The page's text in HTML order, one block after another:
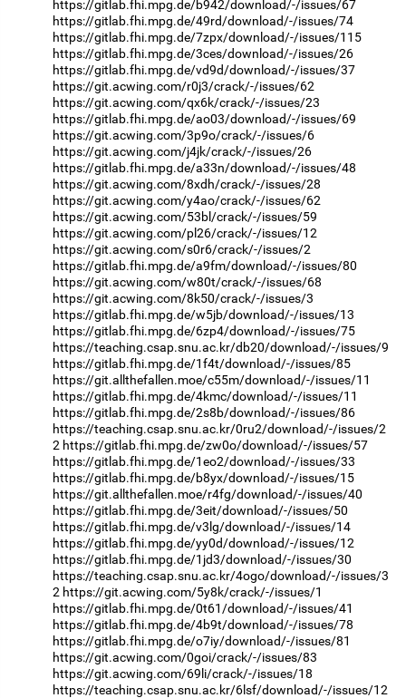
https://gitlab.fhi.mpg.de/b942/download/-/issues/67
https://gitlab.fhi.mpg.de/49rd/download/-/issues/74
https://gitlab.fhi.mpg.de/7zpx/download/-/issues/115
https://gitlab.fhi.mpg.de/3ces/download/-/issues/26
https://gitlab.fhi.mpg.de/vd9d/download/-/issues/37
https://git.acwing.com/r0j3/crack/-/issues/62
https://git.acwing.com/qx6k/crack/-/issues/23
https://gitlab.fhi.mpg.de/ao03/download/-/issues/69
https://git.acwing.com/3p9o/crack/-/issues/6
https://git.acwing.com/j4jk/crack/-/issues/26
https://gitlab.fhi.mpg.de/a33n/download/-/issues/48
https://git.acwing.com/8xdh/crack/-/issues/28
https://git.acwing.com/y4ao/crack/-/issues/62
https://git.acwing.com/53bl/crack/-/issues/59
https://git.acwing.com/pl26/crack/-/issues/12
https://git.acwing.com/s0r6/crack/-/issues/2
https://gitlab.fhi.mpg.de/a9fm/download/-/issues/80
https://git.acwing.com/w80t/crack/-/issues/68
https://git.acwing.com/8k50/crack/-/issues/3
https://gitlab.fhi.mpg.de/w5jb/download/-/issues/13
https://gitlab.fhi.mpg.de/6zp4/download/-/issues/75
https://teaching.csap.snu.ac.kr/db20/download/-/issues/9
https://gitlab.fhi.mpg.de/1f4t/download/-/issues/85
https://git.allthefallen.moe/c55m/download/-/issues/11
https://gitlab.fhi.mpg.de/4kmc/download/-/issues/11
https://gitlab.fhi.mpg.de/2s8b/download/-/issues/86
https://teaching.csap.snu.ac.kr/0ru2/download/-/issues/2
2 https://gitlab.fhi.mpg.de/zw0o/download/-/issues/57
https://gitlab.fhi.mpg.de/1eo2/download/-/issues/33
https://gitlab.fhi.mpg.de/b8yx/download/-/issues/15
https://git.allthefallen.moe/r4fg/download/-/issues/40
https://gitlab.fhi.mpg.de/3eit/download/-/issues/50
https://gitlab.fhi.mpg.de/v3lg/download/-/issues/14
https://gitlab.fhi.mpg.de/yy0d/download/-/issues/12
https://gitlab.fhi.mpg.de/1jd3/download/-/issues/30
https://teaching.csap.snu.ac.kr/4ogo/download/-/issues/3
2 https://git.acwing.com/5y8k/crack/-/issues/1
https://gitlab.fhi.mpg.de/0t61/download/-/issues/41
https://gitlab.fhi.mpg.de/4b9t/download/-/issues/78
https://gitlab.fhi.mpg.de/o7iy/download/-/issues/81
https://git.acwing.com/0goi/crack/-/issues/83
https://git.acwing.com/69li/crack/-/issues/18
https://teaching.csap.snu.ac.kr/6lsf/download/-/issues/12